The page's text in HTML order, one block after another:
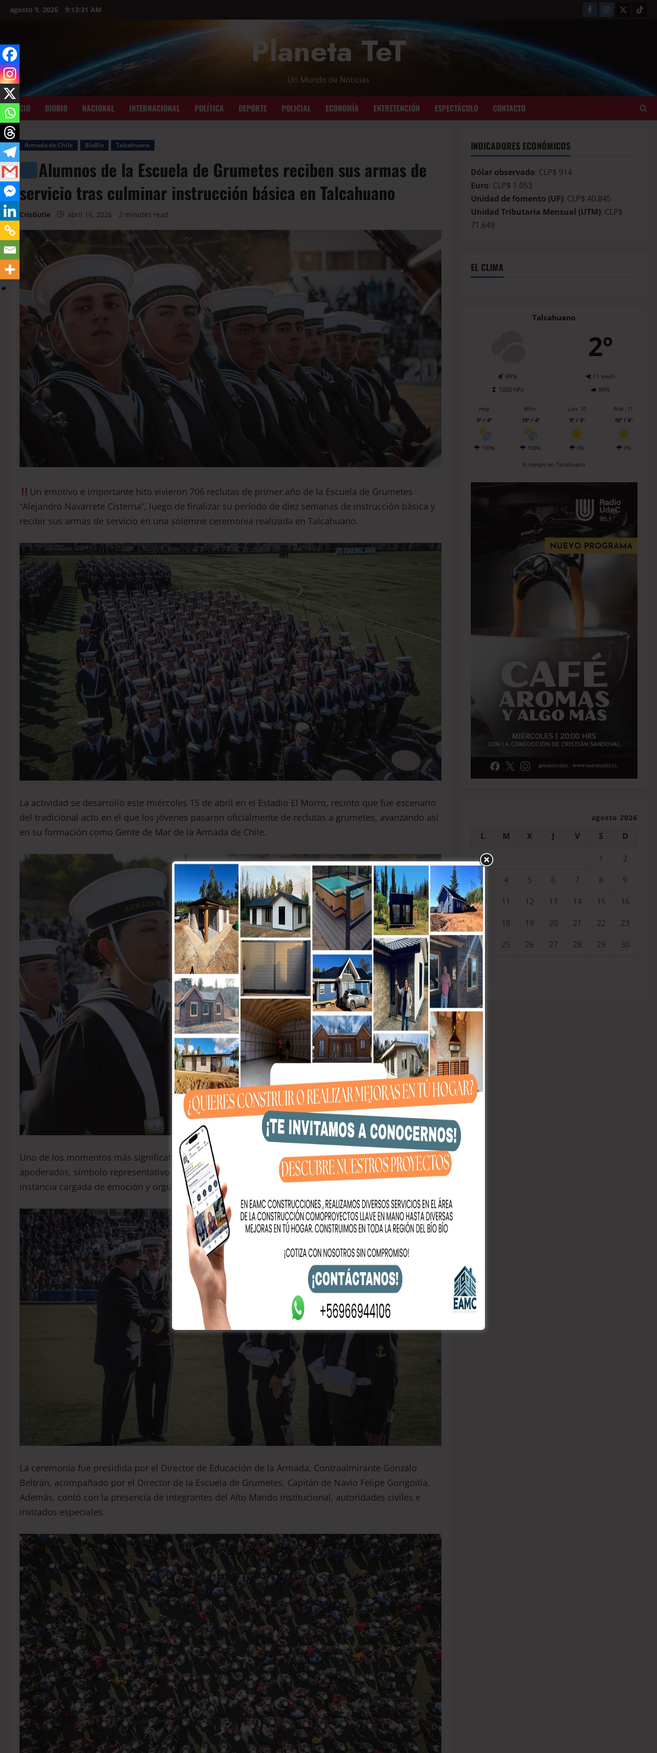
agosto 9, 2026 9:13:33 AM
Planeta TeT
Un Mundo de Noticias
INICIO BIOBIO NACIONAL INTERNACIONAL POLÍTICA DEPORTE POLICIAL ECONOMÍA ENTRETENCIÓN ESPECTÁCULO CONTACTO
Armada de Chile BioBio Talcahuano
Alumnos de la Escuela de Grumetes reciben sus armas de
servicio tras culminar instrucción básica en Talcahuano
CrisGutie abril 16, 2026 2 minutes read
Un emotivo e importante hito vivieron 706 reclutas de primer año de la Escuela de Grumetes
“Alejandro Navarrete Cisterna”, luego de finalizar su período de diez semanas de instrucción básica y
recibir sus armas de servicio en una solemne ceremonia realizada en Talcahuano.
La actividad se desarrolló este miércoles 15 de abril en el Estadio El Morro, recinto que fue escenario
del tradicional acto en el que los jóvenes pasaron oficialmente de reclutas a grumetes, avanzando así
en su formación como Gente de Mar de la Armada de Chile.
Uno de los momentos más significativos de la jornada fue la entrega del fusil por parte de padres y
apoderados, símbolo representativo de la investidura como hombres y mujeres de armas, en una
instancia cargada de emoción y orgullo para las familias presentes.
La ceremonia fue presidida por el Director de Educación de la Armada, Contraalmirante Gonzalo
Beltrán, acompañado por el Director de la Escuela de Grumetes, Capitán de Navío Felipe Gorigoitía.
Además, contó con la presencia de integrantes del Alto Mando institucional, autoridades civiles e
invitados especiales.
INDICADORES ECONÓMICOS
Dólar observado: CLP$ 914
Euro: CLP$ 1.053
Unidad de fomento (UF): CLP$ 40.845
Unidad Tributaria Mensual (UTM): CLP$
71.649
EL CLIMA
Talcahuano
2º
99%
11 km/h
1020 hPa
96%
Hoy
9º / 4º
100%
Mñn.
10º / 4º
100%
Lun. 10
9º / 3º
0%
Mar. 11
10º / 6º
0%
El tiempo en Talcahuano
agosto 2026
L M X J V S D
1
2
3
4 5 6 7 8
9
10
11 12 13 14 15
16
17
18 19 20 21 22
23
24
25 26 27 28 29
30
31
« Jul